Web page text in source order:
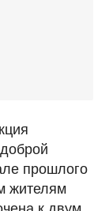
прошлого
жителям